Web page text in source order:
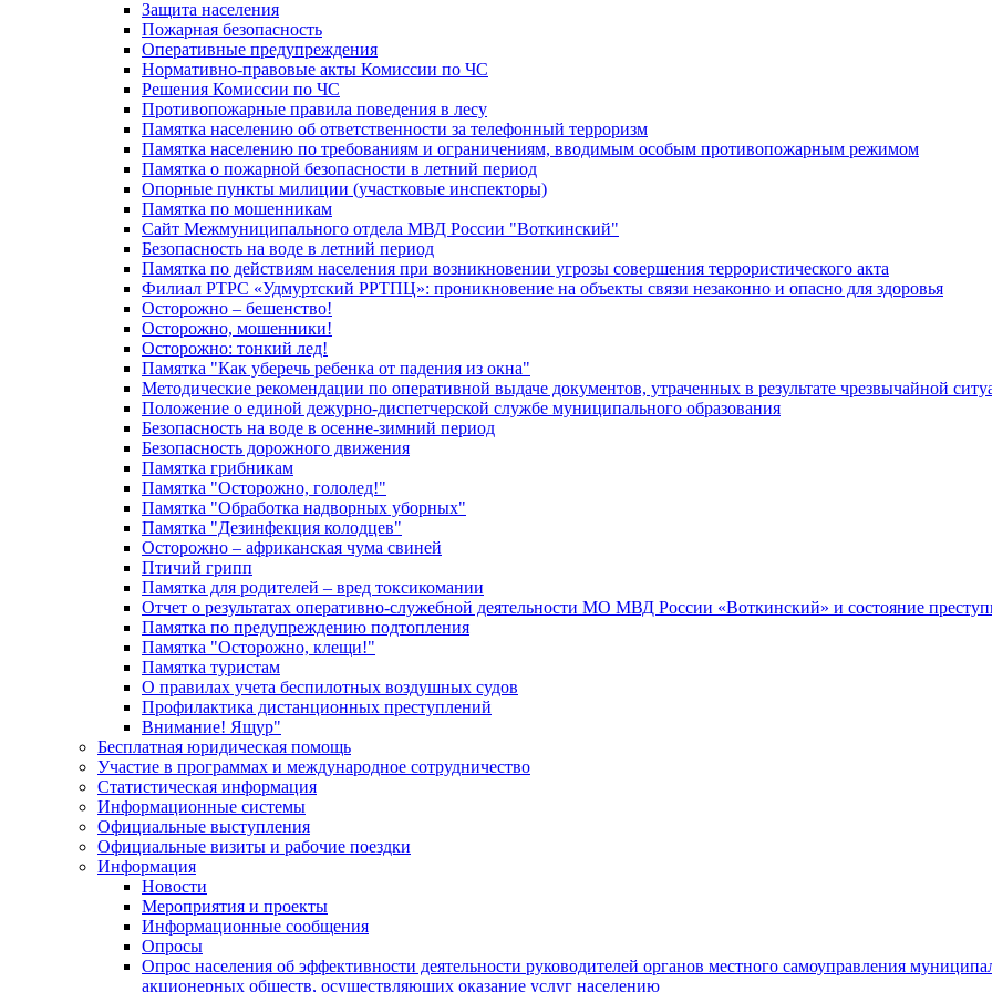
Защита населения
Пожарная безопасность
Оперативные предупреждения
Нормативно-правовые акты Комиссии по ЧС
Решения Комиссии по ЧС
Противопожарные правила поведения в лесу
Памятка населению об ответственности за телефонный терроризм
Памятка населению по требованиям и ограничениям, вводимым особым противопожарным режимом
Памятка о пожарной безопасности в летний период
Опорные пункты милиции (участковые инспекторы)
Памятка по мошенникам
Сайт Межмуниципального отдела МВД России "Воткинский"
Безопасность на воде в летний период
Памятка по действиям населения при возникновении угрозы совершения террористического акта
Филиал РТРС «Удмуртский РРТПЦ»: проникновение на объекты связи незаконно и опасно для здоровья
Осторожно – бешенство!
Осторожно, мошенники!
Осторожно: тонкий лед!
Памятка "Как уберечь ребенка от падения из окна"
Методические рекомендации по оперативной выдаче документов, утраченных в результате чрезвычайной
Положение о единой дежурно-диспетчерской службе муниципального образования
Безопасность на воде в осенне-зимний период
Безопасность дорожного движения
Памятка грибникам
Памятка "Осторожно, гололед!"
Памятка "Обработка надворных уборных"
Памятка "Дезинфекция колодцев"
Осторожно – африканская чума свиней
Птичий грипп
Памятка для родителей – вред токсикомании
Отчет о результатах оперативно-служебной деятельности МО МВД России «Воткинский» и состояние
Памятка по предупреждению подтопления
Памятка "Осторожно, клещи!"
Памятка туристам
О правилах учета беспилотных воздушных судов
Профилактика дистанционных преступлений
Внимание! Ящур"
Бесплатная юридическая помощь
Участие в программах и международное сотрудничество
Статистическая информация
Информационные системы
Официальные выступления
Официальные визиты и рабочие поездки
Информация
Новости
Мероприятия и проекты
Информационные сообщения
Опросы
Опрос населения об эффективности деятельности руководителей органов местного самоуправления
акционерных обществ, осуществляющих оказание услуг населению